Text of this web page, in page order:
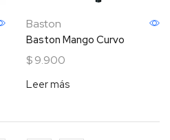
Baston
Baston Mango Curvo
$9.900
Leer más